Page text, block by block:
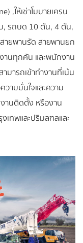
,ให้เช่าโมบายเครน
บ, รถบด 10 ตัน, 4 ตัน,
ายพานรัด สายพานยก
นทุกคัน และพนักงาน
มารถเข้าทำงานที่เน้น
ามมั่นใจและความ
านติดตั้ง หรืองาน
งเทพและปริมลฑลและ